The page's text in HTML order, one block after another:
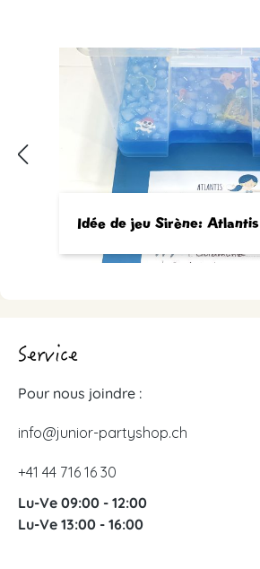
Idée de jeu Sirène: Atlantis
Service
Pour nous joindre :
info@junior-partyshop.ch
+41 44 716 16 30
Lu-Ve 09:00 - 12:00
Lu-Ve 13:00 - 16:00